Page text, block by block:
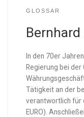
GLOSSAR
In den 70er
Regierung bei
Tätigkeit an der
verantwortlich für
EURO).